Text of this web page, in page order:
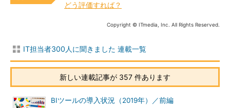
どう評価すれば？
Copyright © ITmedia, Inc. All Rights Reserved.
IT担当者300人に聞きました 連載一覧
新しい連載記事が 357 件あります
BIツールの導入状況（2019年）／前編